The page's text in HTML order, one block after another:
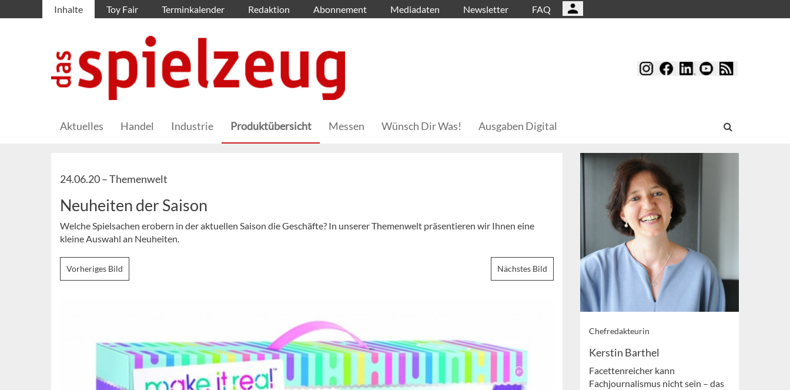
Inhalte Toy Fair Terminkalender Redaktion Abonnement Mediadaten Newsletter FAQ
Aktuelles Handel Industrie Produktübersicht Messen Wünsch Dir Was! Ausgaben Digital
24.06.20 –Themenwelt
Neuheiten der Saison
Welche Spielsachen erobern in der aktuellen Saison die Geschäfte? In unserer Themenwelt präsentieren wir Ihnen eine
kleine Auswahl an Neuheiten.
Vorheriges Bild Nächstes Bild
Chefredakteurin
Kerstin Barthel
Facettenreicher kann
Fachjournalismus nicht sein – das